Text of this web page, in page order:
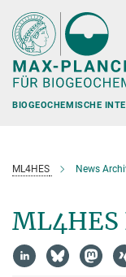
Hauptinhalt
BIOGEOCHEMISCHE
ML4HES News